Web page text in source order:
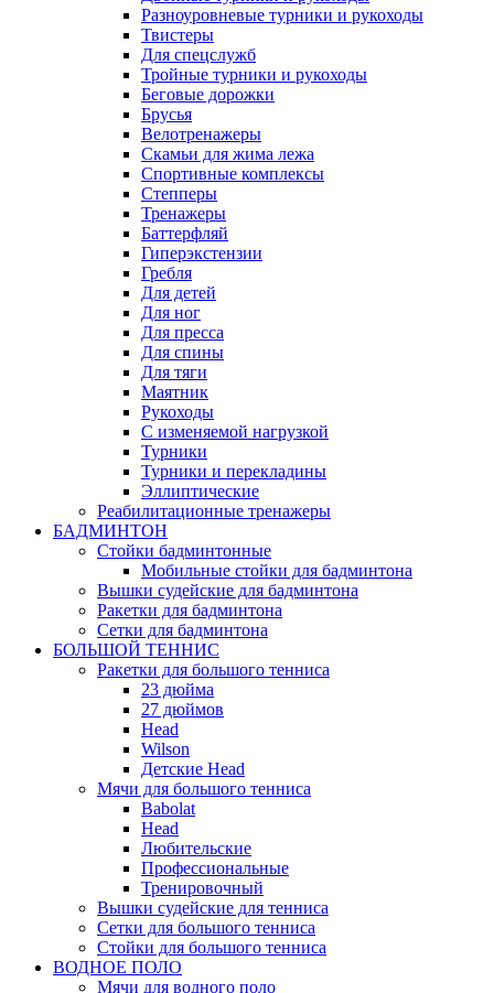
Разноуровневые турники и рукоходы
Твистеры
Для спецслужб
Тройные турники и рукоходы
Беговые дорожки
Брусья
Велотренажеры
Скамьи для жима лежа
Спортивные комплексы
Степперы
Тренажеры
Баттерфляй
Гиперэкстензии
Гребля
Для детей
Для ног
Для пресса
Для спины
Для тяги
Маятник
Рукоходы
С изменяемой нагрузкой
Турники
Турники и перекладины
Эллиптические
Реабилитационные тренажеры
БАДМИНТОН
Стойки бадминтонные
Мобильные стойки для бадминтона
Вышки судейские для бадминтона
Ракетки для бадминтона
Сетки для бадминтона
БОЛЬШОЙ ТЕННИС
Ракетки для большого тенниса
23 дюйма
27 дюймов
Head
Wilson
Детские Head
Мячи для большого тенниса
Babolat
Head
Любительские
Профессиональные
Тренировочный
Вышки судейские для тенниса
Сетки для большого тенниса
Стойки для большого тенниса
ВОДНОЕ ПОЛО
Мячи для водного поло